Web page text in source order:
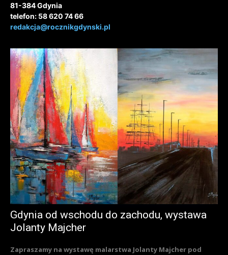
81-384 Gdynia
telefon: 58 620 74 66
redakcja@rocznikgdynski.pl
Gdynia od wschodu do zachodu, wystawa
Jolanty Majcher
Zapraszamy na wystawę malarstwa Jolanty Majcher pod